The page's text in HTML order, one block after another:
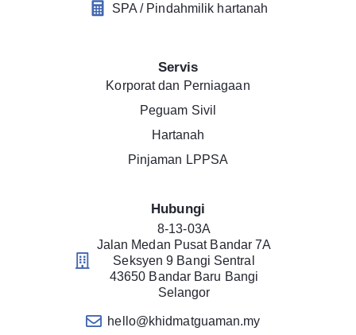
SPA / Pindahmilik hartanah
Servis
Korporat dan Perniagaan
Peguam Sivil
Hartanah
Pinjaman LPPSA
Hubungi
8-13-03A
Jalan Medan Pusat Bandar 7A
Seksyen 9 Bangi Sentral
43650 Bandar Baru Bangi
Selangor
hello@khidmatguaman.my